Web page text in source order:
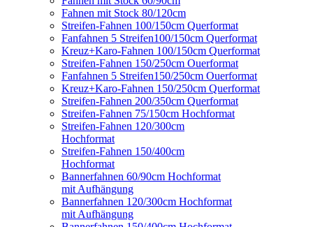
Fahnen mit Stock 80/120cm
Streifen-Fahnen 100/150cm Querformat
Fanfahnen 5 Streifen100/150cm Querformat
Kreuz+Karo-Fahnen 100/150cm Querformat
Streifen-Fahnen 150/250cm Ouerformat
Fanfahnen 5 Streifen150/250cm Ouerformat
Kreuz+Karo-Fahnen 150/250cm Querformat
Streifen-Fahnen 200/350cm Querformat
Streifen-Fahnen 75/150cm Hochformat
Streifen-Fahnen 120/300cm
Hochformat
Streifen-Fahnen 150/400cm
Hochformat
Bannerfahnen 60/90cm Hochformat
mit Aufhängung
Bannerfahnen 120/300cm Hochformat
mit Aufhängung